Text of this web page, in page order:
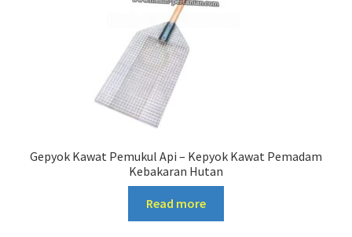
Gepyok Kawat Pemukul Api – Kepyok Kawat Pemadam
Kebakaran Hutan
Read more